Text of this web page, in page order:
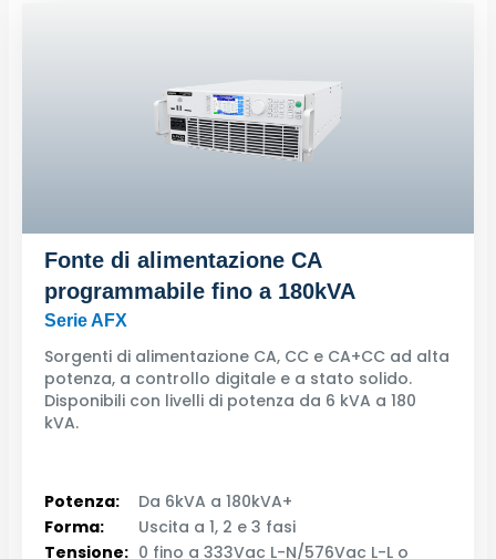
Fonte di alimentazione CA
programmabile fino a 180kVA
Serie AFX
Sorgenti di alimentazione CA, CC e CA+CC ad alta
potenza, a controllo digitale e a stato solido.
Disponibili con livelli di potenza da 6 kVA a 180
kVA.
Potenza:
Da 6kVA a 180kVA+
Forma:
Uscita a 1, 2 e 3 fasi
Tensione: 0 fino a 333Vac L-N/576Vac L-L o